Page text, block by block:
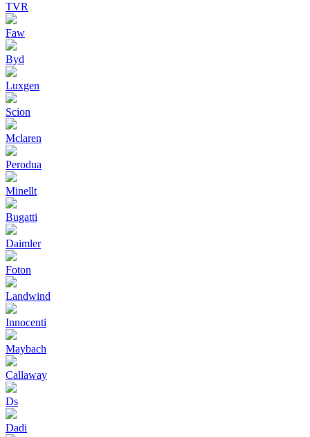
TVR
Faw
Byd
Luxgen
Scion
Mclaren
Perodua
Minellt
Bugatti
Daimler
Foton
Landwind
Innocenti
Maybach
Callaway
Ds
Dadi